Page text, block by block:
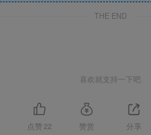
THE END
喜欢就支持一下吧
点赞 22 赞赏 分享